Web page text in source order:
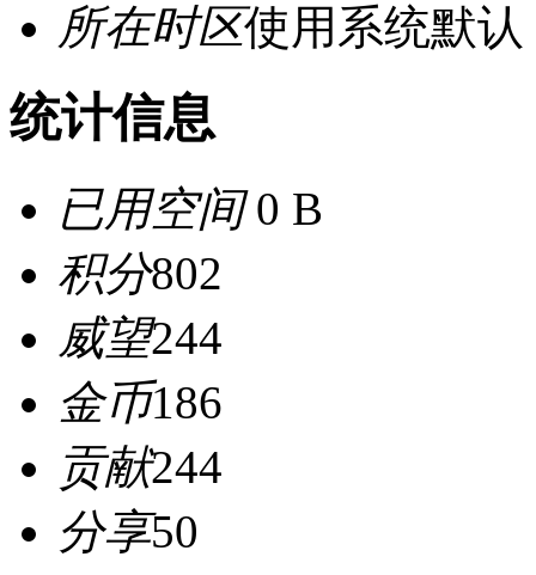
所在时区使用系统默认
统计信息
已用空间0 B
积分802
威望244
金币186
贡献244
分享50